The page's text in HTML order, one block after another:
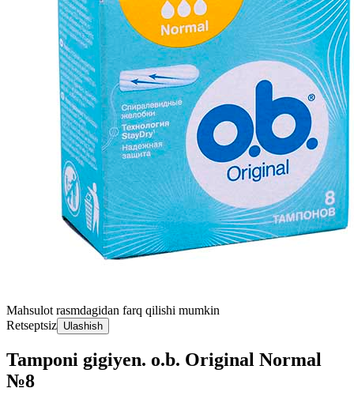
Mahsulot rasmdagidan farq qilishi mumkin
Retseptsiz Ulashish
Tamponi gigiyen. o.b. Original Normal
№8